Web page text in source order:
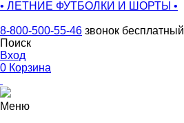
• ЛЕТНИЕ ФУТБОЛКИ И ШОРТЫ •
8-800-500-55-46 звонок бесплатный
Поиск
Вход
0 Корзина
Меню